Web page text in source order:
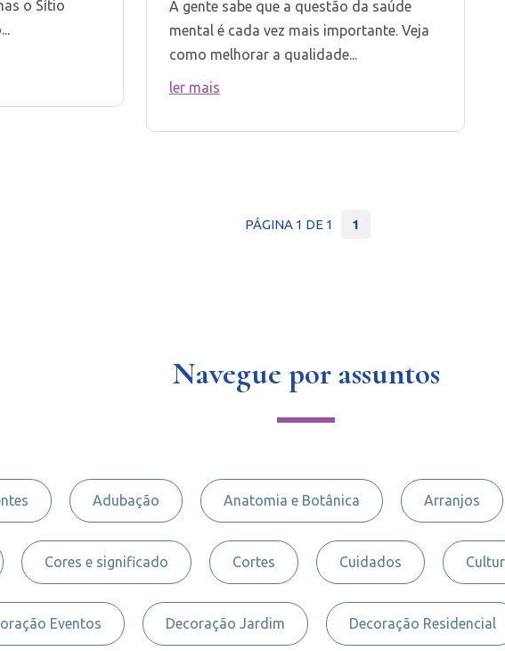
o Sítio
A gente sabe que a questão da saúde
mental é cada vez mais importante. Veja
como melhorar a qualidade...
ler mais
PÁGINA 1 DE 1 1
Navegue por assuntos
Adubação Anatomia e Botânica Arranjos
Cores e significado Cortes Cuidados
Eventos Decoração Jardim Decoração Residencial